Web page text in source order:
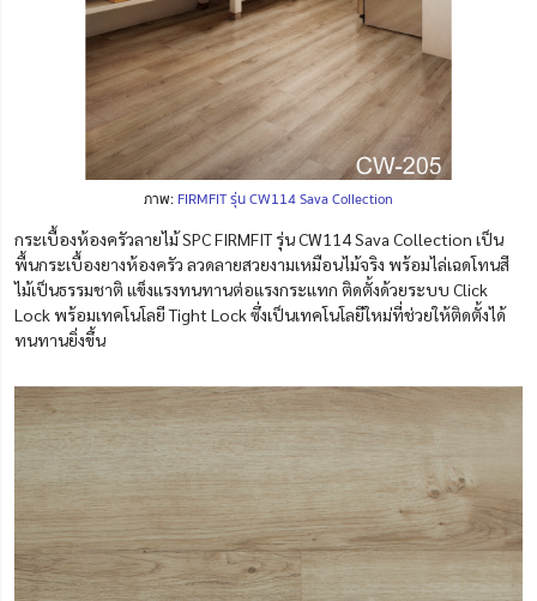
ภาพ: FIRMFIT รุ่น CW114 Sava Collection
กระเบื้องห้องครัวลายไม้ SPC FIRMFIT รุ่น CW114 Sava Collection เป็น
พื้นกระเบื้องยางห้องครัว ลวดลายสวยงามเหมือนไม้จริง พร้อมไล่เฉดโทนสี
ไม้เป็นธรรมชาติ แข็งแรงทนทานต่อแรงกระแทก ติดตั้งด้วยระบบ Click
Lock พร้อมเทคโนโลยี Tight Lock ซึ่งเป็นเทคโนโลยีใหม่ที่ช่วยให้ติดตั้งได้
ทนทานยิ่งขึ้น